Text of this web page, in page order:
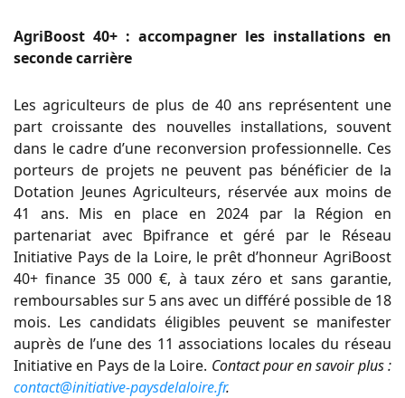
AgriBoost 40+ : accompagner les installations en
seconde carrière
Les agriculteurs de plus de 40 ans représentent une
part croissante des nouvelles installations, souvent
dans le cadre d’une reconversion professionnelle. Ces
porteurs de projets ne peuvent pas bénéficier de la
Dotation Jeunes Agriculteurs, réservée aux moins de
41 ans. Mis en place en 2024 par la Région en
partenariat avec Bpifrance et géré par le Réseau
Initiative Pays de la Loire, le prêt d’honneur AgriBoost
40+ finance 35 000 €, à taux zéro et sans garantie,
remboursables sur 5 ans avec un différé possible de 18
mois. Les candidats éligibles peuvent se manifester
auprès de l’une des 11 associations locales du réseau
Initiative en Pays de la Loire. Contact pour en savoir plus :
contact@initiative-paysdelaloire.fr.